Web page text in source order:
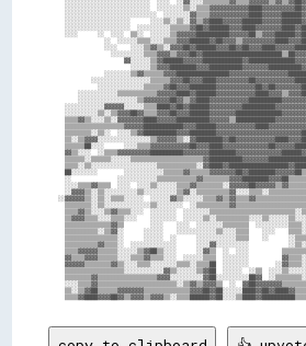
░░░░░░░░░░░░░░░░░░░░░░░░░░
░░░░░░░░░░░░░░░░░░░░░░░░░░░░
░░░░░░░░░░░░░░░░░░░░
░░░░░░░░░░░░░░░░░░░░
░░░░      ░░  ░░░░  ▒▒░░
░░
░░░░
▒▒▒▒▒▒▒▒░░▒▒░░
▒▒▒▒▒▒██░░░░
▓▓▒▒░░░░
██░░░░░░░░
░░
░░░░▒▒▒▒▓▓▒▒▒▒  ░░░░
░░▓▓▓▓▓▓▒▒░░▒▒░░▒▒▒▒░░░░░░
▒▒▒▒▒▒▒▒░░▒▒░░░░░░░░░░░░░░▒▒░░░░░░░░
▒▒▒▒▓▓▒▒░░░░▒▒▓▓▒▒▒▒░░░░  ░░░░░░░░
▒▒▓▓▓▓▒▒▒▒░░░░▒▒▒▒░░░░    ░░░░░░░░
▒▒▒▒▒▒▒▒▒▒▒▒▒▒▓▓▒▒        ░░░░    ░░░░  ░░░░░░░░▒▒▒▒▒▒▒▒
▒▒▒▒▒▒▒▒▒▒░░▒▒▓▓░░      ░░░░░░    ░░░░░░░░░░░░▒▒░░░░▒▒▒▒    ░░░░
▒▒▒▒▒▒▒▒▒▒▒▒▒▒▒▒░░      ░░░░░░  ░░      ░░░░░░░░░░░░▒▒▒▒    ░░
▒▒▒▒▒▒▒▒▒▒▓▓▒▒▒▒░░  ░░░░░░░░░░░░░░      ░░░░▓▓░░░░░░░░░░
▒▒▒▒▓▓▓▓▓▓▒▒▒▒▒▒░░░░░░▒▒▓▓██▒▒░░░░      ░░▓▓▒▒  ░░  ░░░░
▓▓▒▒▒▒▓▓▓▓▒▒▒▒▒▒░░░░▒▒▒▒▓▓▒▒▒▒░░░░  ░░░░░░▒▒▒▒  ░░░░░░░░
▓▓▓▓▓▓▒▒▒▒▒▒▒▒▓▓▒▒░░░░▒▒▒▒░░░░░░░░▒▒▒▒░░▒▒▒▒██  ░░░░░░░░
▒▒▒▒▒▒▒▒▒▒▒▒▒▒▒▒▒▒░░░░░░░░░░░░▓▓▒▒░░░░░░▒▒▓▓██  ░░░░░░  ░░▒▒
▒▒▒▒▒▒▒▒▓▓▒▒▒▒▒▒▒▒▒▒▒▒▒▒▒▒▒▒▓▓▓▓░░░░░░░░░░▓▓██░░░░░░░░░░██▓▓
░░░░▒▒▒▒▓▓▒▒▒▒▒▒▒▒▒▒▒▒▒▒▒▒▒▒▒▒▒▒▒▒░░▒▒▓▓▒▒▓▓▓▓▒▒  ░░